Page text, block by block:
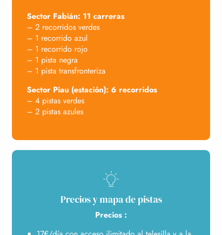
Sector Fabián: 11 carreras
– 2 recorridos verdes
– 1 recorrido azul
– 1 recorrido rojo
– 1 pista negra
– 1 pista transfronteriza
Sector Piau (estación): 6 recorridos
– 4 pistas verdes
– 2 pistas azules
Precios y mapa de pistas
Precios :